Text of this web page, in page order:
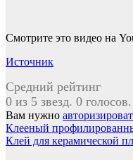
Смотрите это видео на
Источник
Средний рейтинг
0 из 5 звезд. 0 голосов.
Вам нужно
Навигация
по
Клееный
Клей для керамической